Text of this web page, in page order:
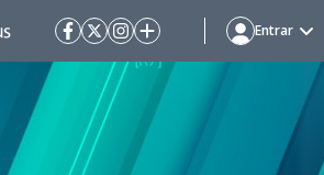
Entrar